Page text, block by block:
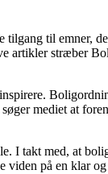
tilgang til emner,
artikler stræber
mediet at
I takt med, at
viden på en klar